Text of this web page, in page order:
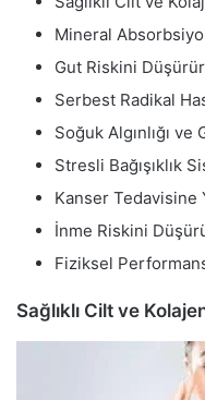
Mineral
Gut Riskini Düşürür
Serbest Radikal
Soğuk Algınlığı ve
Stresli Bağışıklık
Kanser Tedavisine
İnme Riskini
Fiziksel
Sağlıklı Cilt ve